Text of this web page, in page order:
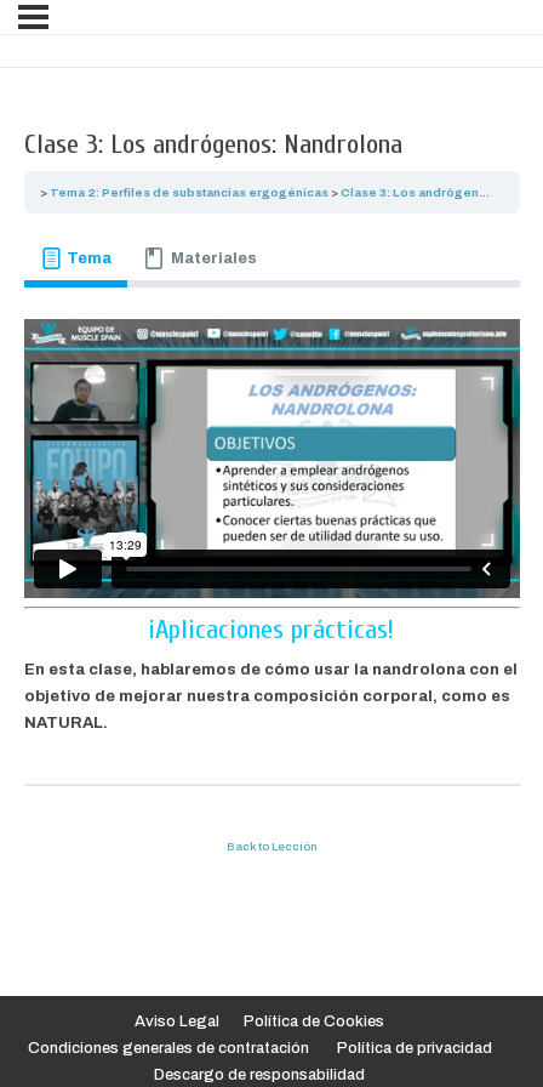
Clase 3: Los andrógenos: Nandrolona
Tema 2: Perfiles de substancias ergogénicas Clase 3: Los andrógenos: Nandrolona
Tema Materiales
¡Aplicaciones prácticas!
En esta clase, hablaremos de cómo usar la nandrolona con el
objetivo de mejorar nuestra composición corporal, como es
NATURAL.
Back to Lección
Aviso Legal
Política de Cookies
Condiciones generales de contratación
Política de privacidad
Descargo de responsabilidad